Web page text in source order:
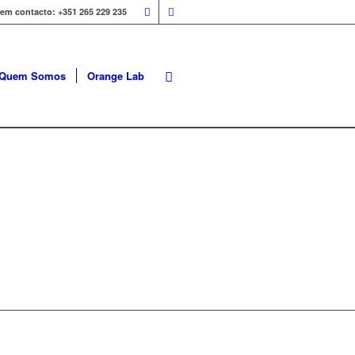
contacto: +351 265 229 235
Somos Orange Lab